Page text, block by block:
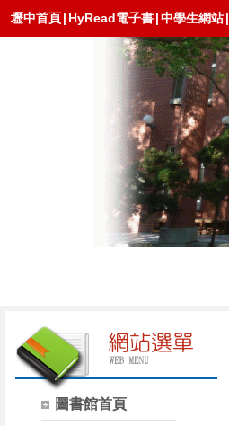
壢中首頁| HyRead電子書|中學生網站|
圖書館首頁